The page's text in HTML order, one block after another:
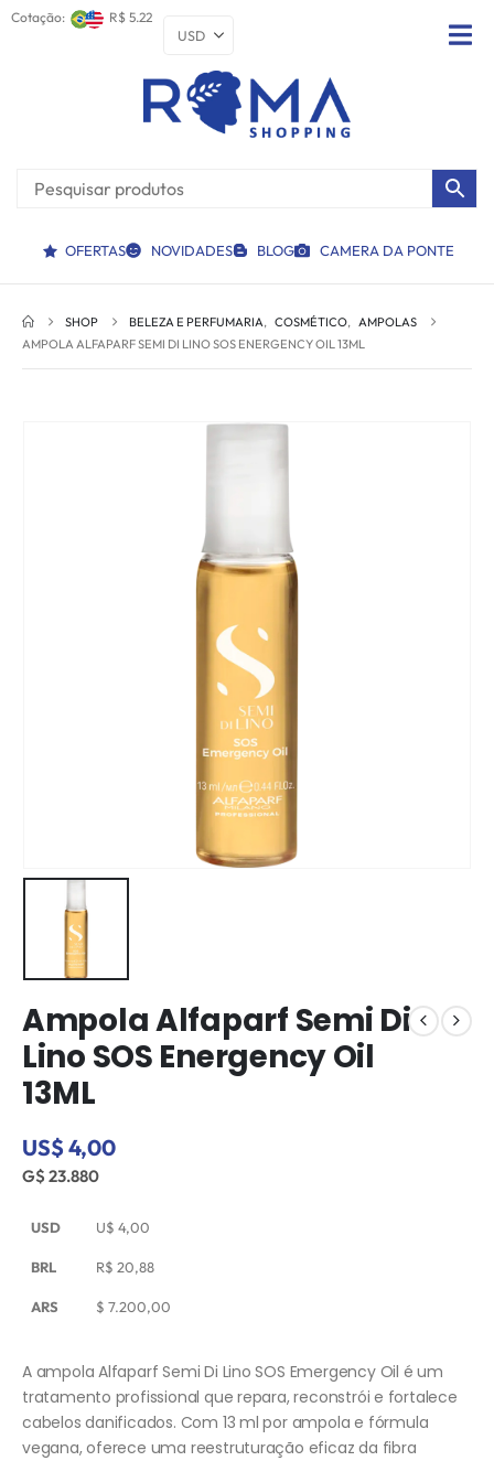
Cotação: R$ 5.22
OFERTAS NOVIDADES BLOG CAMERA DA PONTE
SHOP BELEZA E PERFUMARIA, COSMÉTICO, AMPOLAS
AMPOLA ALFAPARF SEMI DI LINO SOS ENERGENCY OIL 13ML
Ampola Alfaparf Semi Di
Lino SOS Energency Oil
13ML
US$ 4,00
G$ 23.880
USD U$ 4,00
BRL R$ 20,88
ARS $ 7.200,00
A ampola Alfaparf Semi Di Lino SOS Emergency Oil é um
tratamento profissional que repara, reconstrói e fortalece
cabelos danificados. Com 13 ml por ampola e fórmula
vegana, oferece uma reestruturação eficaz da fibra